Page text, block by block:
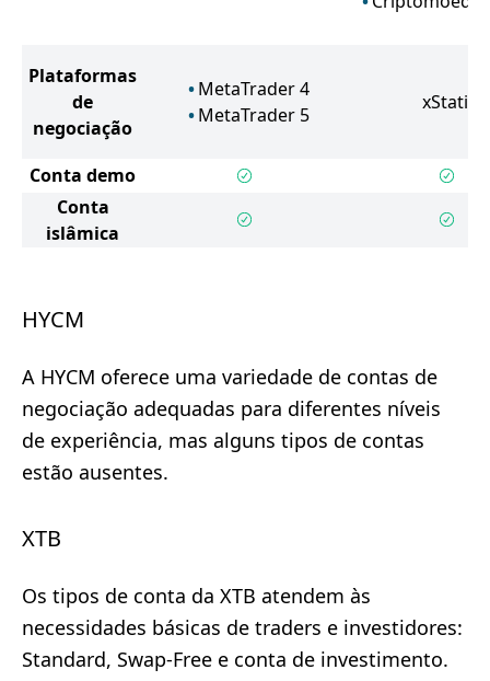
Plataformas
de
negociação
MetaTrader 4
MetaTrader 5
xStation
Conta demo
Conta
islâmica
HYCM
A HYCM oferece uma variedade de contas de
negociação adequadas para diferentes níveis
de experiência, mas alguns tipos de contas
estão ausentes.
XTB
Os tipos de conta da XTB atendem às
necessidades básicas de traders e investidores:
Standard, Swap-Free e conta de investimento.